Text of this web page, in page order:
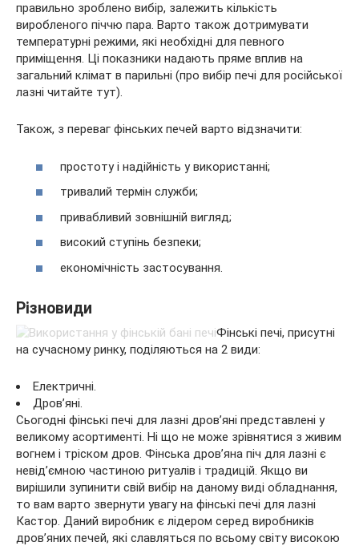
правильно зроблено вибір, залежить кількість
виробленого піччю пара. Варто також дотримувати
температурні режими, які необхідні для певного
приміщення. Ці показники надають пряме вплив на
загальний клімат в парильні (про вибір печі для російської
лазні читайте тут).
Також, з переваг фінських печей варто відзначити:
простоту і надійність у використанні;
тривалий термін служби;
привабливий зовнішній вигляд;
високий ступінь безпеки;
економічність застосування.
Різновиди
Фінські печі, присутні
на сучасному ринку, поділяються на 2 види:
Електричні.
Дров’яні.
Сьогодні фінські печі для лазні дров’яні представлені у
великому асортименті. Ні що не може зрівнятися з живим
вогнем і тріском дров. Фінська дров’яна піч для лазні є
невід’ємною частиною ритуалів і традицій. Якщо ви
вирішили зупинити свій вибір на даному виді обладнання,
то вам варто звернути увагу на фінські печі для лазні
Кастор. Даний виробник є лідером серед виробників
дров’яних печей, які славляться по всьому світу високою